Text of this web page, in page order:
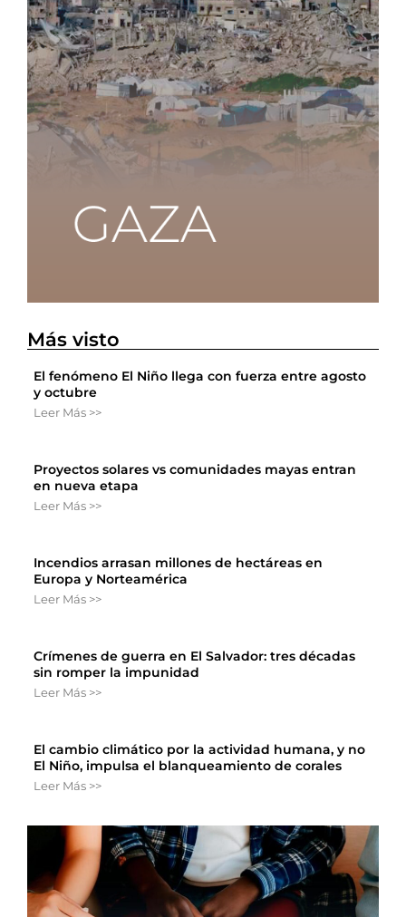
Más visto
El fenómeno El Niño llega con fuerza entre agosto
y octubre
Leer Más >>
Proyectos solares vs comunidades mayas entran
en nueva etapa
Leer Más >>
Incendios arrasan millones de hectáreas en
Europa y Norteamérica
Leer Más >>
Crímenes de guerra en El Salvador: tres décadas
sin romper la impunidad
Leer Más >>
El cambio climático por la actividad humana, y no
El Niño, impulsa el blanqueamiento de corales
Leer Más >>